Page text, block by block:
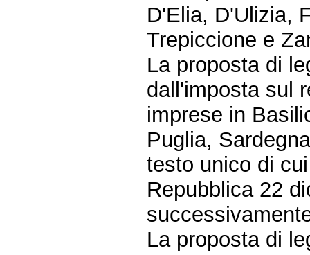
D'Elia, D'Ulizia,
Trepiccione e
La proposta di
dall'imposta sul
imprese in
Puglia,
testo unico di
Repubblica 22
La proposta di